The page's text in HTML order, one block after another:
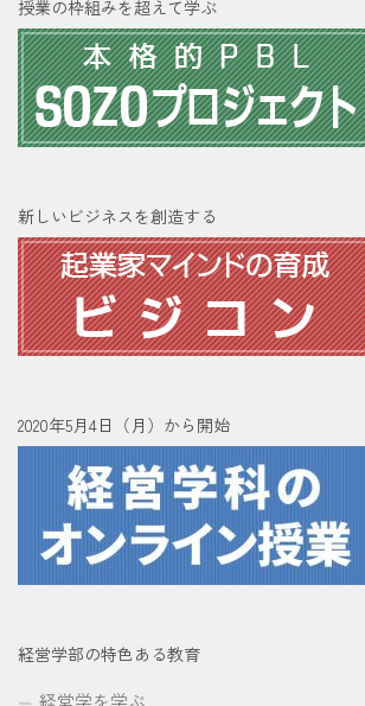
授業の枠組みを超えて学ぶ
新しいビジネスを創造する
2020年5月4日（月）から開始
経営学部の特色ある教育